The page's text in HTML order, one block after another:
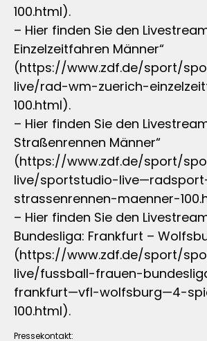
100.html).
– Hier finden Sie den
Einzelzeitfahren Männer“
(https://www.zdf.de/sport/
live/rad-wm-zuerich-
100.html).
– Hier finden Sie den
Straßenrennen Männer“
(https://www.zdf.de/sport/
live/sportstudio-
strassenrennen-maenner-
– Hier finden Sie den
Bundesliga: Frankfurt –
(https://www.zdf.de/sport/
live/fussball-frauen-
frankfurt—vfl-wolfsburg—4-
100.html).
Pressekontakt: